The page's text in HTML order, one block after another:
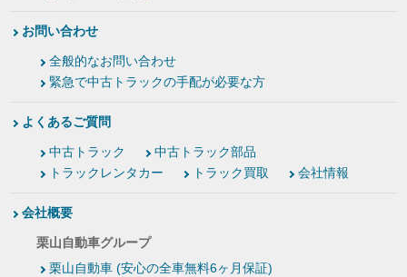
お問い合わせ
全般的なお問い合わせ
緊急で中古トラックの手配が必要な方
よくあるご質問
中古トラック
中古トラック部品
トラックレンタカー
トラック買取 会社情報
会社概要
栗山自動車グループ
栗山自動車 (安心の全車無料6ヶ月保証)